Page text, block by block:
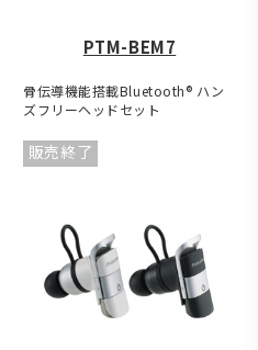
PTM-BEM7
骨伝導機能搭載Bluetooth® ハン
ズフリーヘッドセット
販売終了